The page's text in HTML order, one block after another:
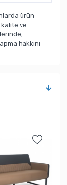
ürün
ve
hakkını